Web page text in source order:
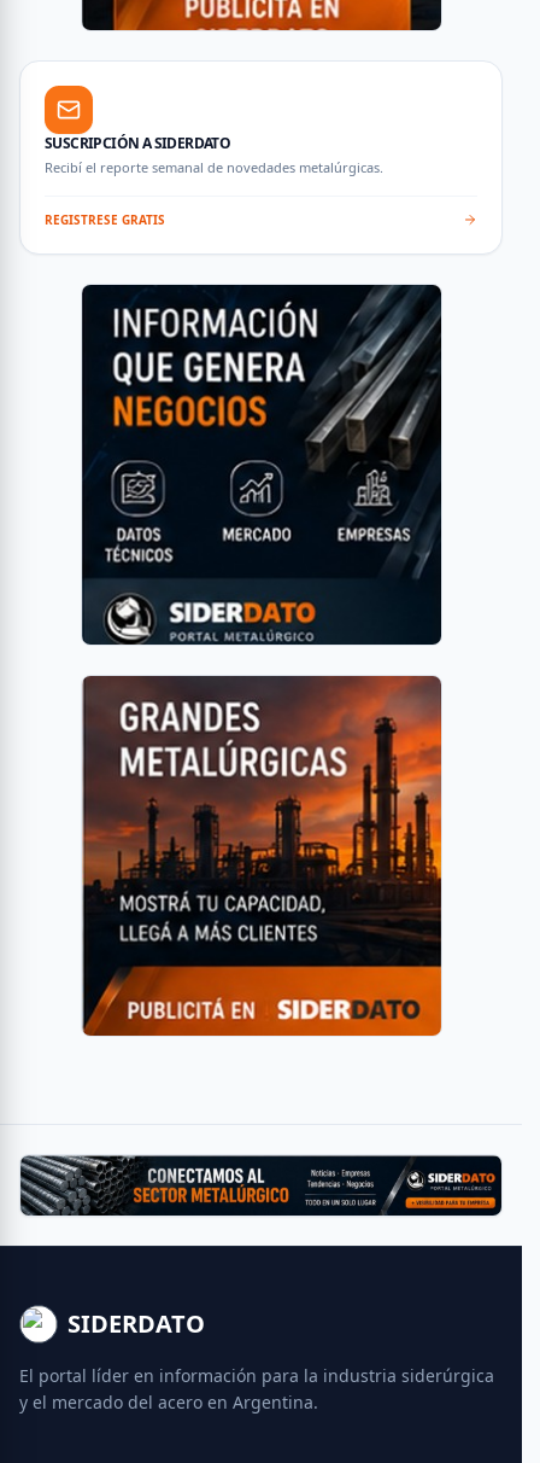
SUSCRIPCIÓN A SIDERDATO
Recibí el reporte semanal de novedades metalúrgicas.
REGISTRESE GRATIS
SIDERDATO
El portal líder en información para la industria siderúrgica
y el mercado del acero en Argentina.